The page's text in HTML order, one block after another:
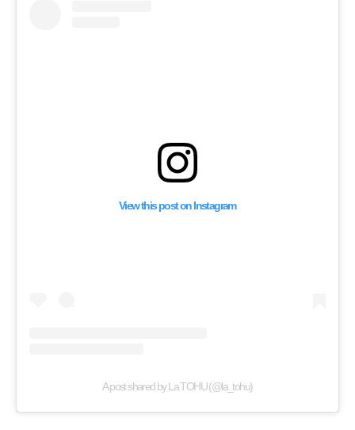
View this post on Instagram
A post shared by La TOHU (@la_tohu)